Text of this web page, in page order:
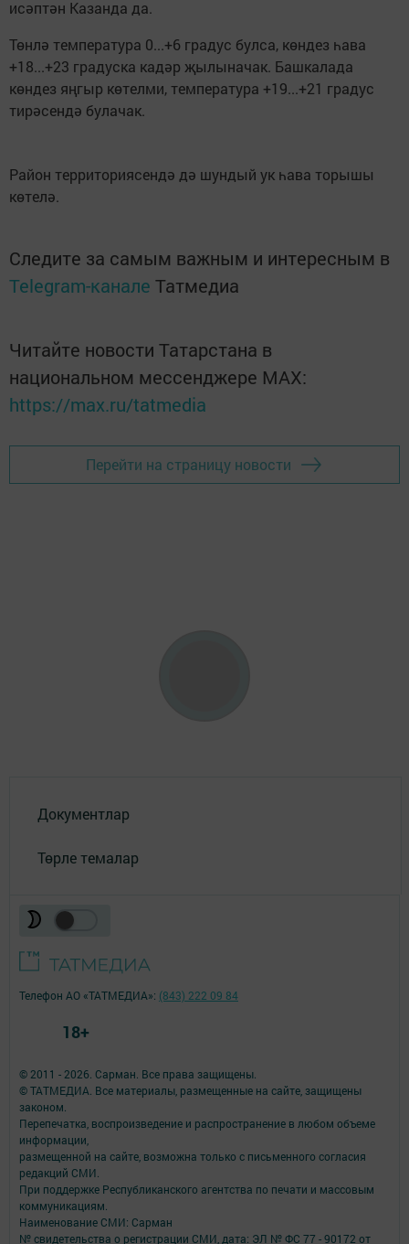
исәптән Казанда да.
Төнлә температура 0...+6 градус булса, көндез һава
+18...+23 градуска кадәр җылыначак. Башкалада
көндез яңгыр көтелми, температура +19...+21 градус
тирәсендә булачак.
Район территориясендә дә шундый ук һава торышы
көтелә.
Следите за самым важным и интересным в
Telegram-канале Татмедиа
Читайте новости Татарстана в
национальном мессенджере MАХ:
https://max.ru/tatmedia
Перейти на страницу новости
Документлар
Төрле темалар
© 2011 - 2026. Сарман. Все права защищены.
© ТАТМЕДИА. Все материалы, размещенные на сайте, защищены
законом.
Перепечатка, воспроизведение и распространение в любом объеме
информации,
размещенной на сайте, возможна только с письменного согласия
редакций СМИ.
При поддержке Республиканского агентства по печати и массовым
коммуникациям.
Наименование СМИ: Сарман
№ свидетельства о регистрации СМИ, дата: ЭЛ № ФС 77 - 90172 от
Телефон АО «ТАТМЕДИА»: (843) 222 09 84
18+